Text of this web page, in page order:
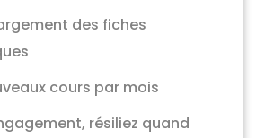
des fiches
cours par mois
résiliez quand